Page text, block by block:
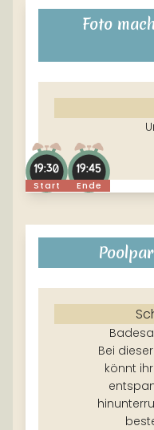
Foto
Start
19:30
Ende
19:45
Bei
könnt